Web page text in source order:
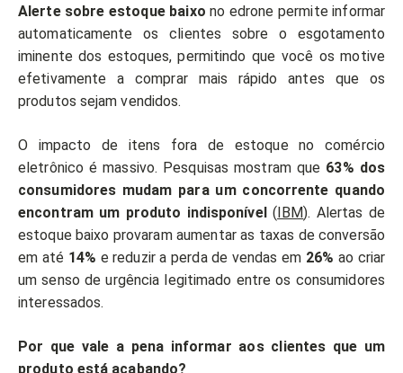
Alerte sobre estoque baixo no edrone permite informar
automaticamente os clientes sobre o esgotamento
iminente dos estoques, permitindo que você os motive
efetivamente a comprar mais rápido antes que os
produtos sejam vendidos.
O impacto de itens fora de estoque no comércio
eletrônico é massivo. Pesquisas mostram que 63% dos
consumidores mudam para um concorrente quando
encontram um produto indisponível(IBM). Alertas de
estoque baixo provaram aumentar as taxas de conversão
em até 14% e reduzir a perda de vendas em 26% ao criar
um senso de urgência legitimado entre os consumidores
interessados.
Por que vale a pena informar aos clientes que um
produto está acabando?